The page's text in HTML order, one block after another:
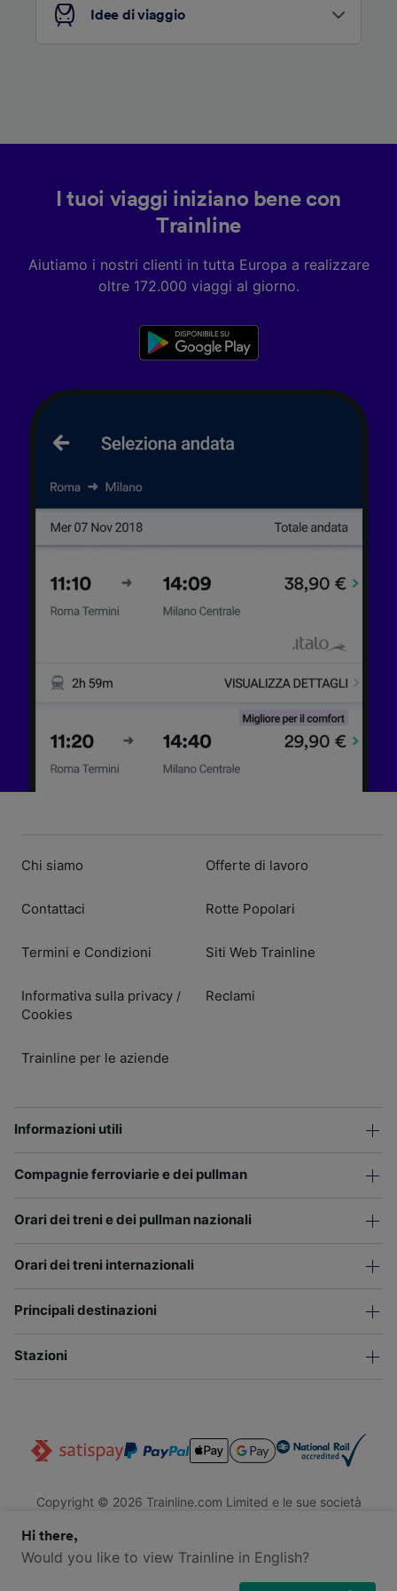
Idee di viaggio
I tuoi viaggi iniziano bene con
Trainline
Aiutiamo i nostri clienti in tutta Europa a realizzare
oltre 172.000 viaggi al giorno.
Chi siamo
Contattaci
Termini e Condizioni
Informativa sulla privacy /
Cookies
Trainline per le aziende
Offerte di lavoro
Rotte Popolari
Siti Web Trainline
Reclami
Informazioni utili
Compagnie ferroviarie e dei pullman
Orari dei treni e dei pullman nazionali
Orari dei treni internazionali
Principali destinazioni
Stazioni
Copyright © 2026 Trainline.com Limited e le sue società
Trainline.com Limited è registrata in Inghilterra e Galles. Società
n. 3846791. Sede legale: 1 Stonecutter St, EC4A 4AH, Londra,
Hi there,
Would you like to view Trainline in English?